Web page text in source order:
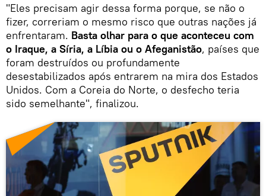
"Eles precisam agir dessa forma porque, se não o
fizer, correriam o mesmo risco que outras nações já
enfrentaram. Basta olhar para o que aconteceu com
o Iraque, a Síria, a Líbia ou o Afeganistão, países que
foram destruídos ou profundamente
desestabilizados após entrarem na mira dos Estados
Unidos. Com a Coreia do Norte, o desfecho teria
sido semelhante", finalizou.